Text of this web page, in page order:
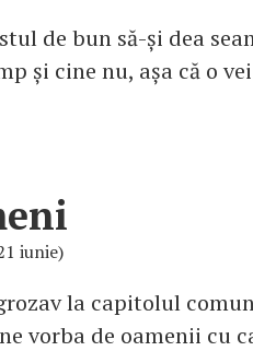
de bun să-și dea
și cine nu, așa că o
iunie)
la capitolul
vorba de oamenii cu